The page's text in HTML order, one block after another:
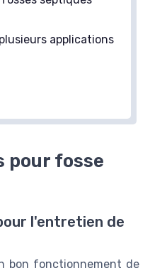
applications
pour fosse
l'entretien de
bon fonctionnement de